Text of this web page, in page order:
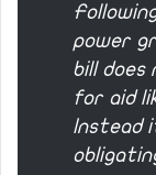
power
bill does
for aid
Instead